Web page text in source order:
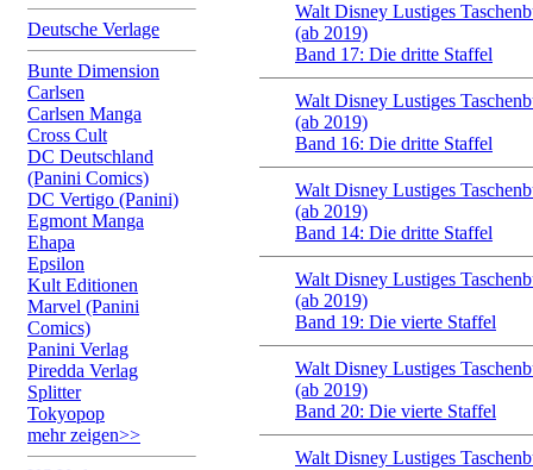
Deutsche Verlage
Bunte Dimension
Carlsen
Carlsen Manga
Cross Cult
DC Deutschland
(Panini Comics)
DC Vertigo (Panini)
Egmont Manga
Ehapa
Epsilon
Kult Editionen
Marvel (Panini
Comics)
Panini Verlag
Piredda Verlag
Splitter
Tokyopop
mehr zeigen>>
Walt Disney Lustiges
(ab 2019)
Band 17: Die dritte Staffel
Walt Disney Lustiges
(ab 2019)
Band 16: Die dritte Staffel
Walt Disney Lustiges
(ab 2019)
Band 14: Die dritte Staffel
Walt Disney Lustiges
(ab 2019)
Band 19: Die vierte Staffel
Walt Disney Lustiges
(ab 2019)
Band 20: Die vierte Staffel
Walt Disney Lustiges